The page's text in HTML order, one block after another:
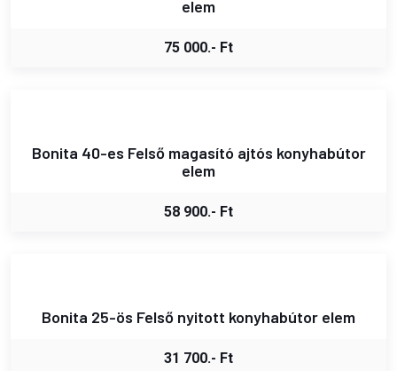
elem
75 000.- Ft
Bonita 40-es Felső magasító ajtós konyhabútor
elem
58 900.- Ft
Bonita 25-ös Felső nyitott konyhabútor elem
31 700.- Ft